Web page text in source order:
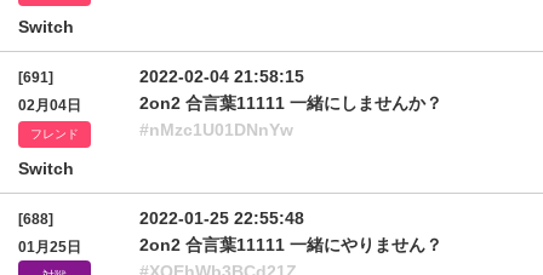
Switch
[691]
02月04日
フレンド
Switch
2022-02-04 21:58:15
2on2 合言葉11111 一緒にしませんか？
#nMzc1U01DNnYw
[688]
01月25日
2022-01-25 22:55:48
2on2 合言葉11111 一緒にやりません？